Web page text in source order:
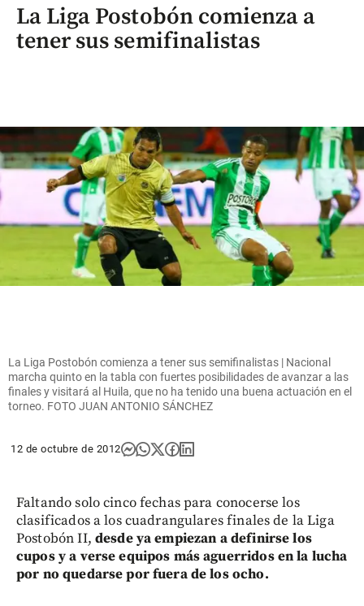
La Liga Postobón comienza a
tener sus semifinalistas
La Liga Postobón comienza a tener sus semifinalistas | Nacional
marcha quinto en la tabla con fuertes posibilidades de avanzar a las
finales y visitará al Huila, que no ha tenido una buena actuación en el
torneo. FOTO JUAN ANTONIO SÁNCHEZ
12 de octubre de 2012
Faltando solo cinco fechas para conocerse los
clasificados a los cuadrangulares finales de la Liga
Postobón II, desde ya empiezan a definirse los
cupos y a verse equipos más aguerridos en la lucha
por no quedarse por fuera de los ocho.